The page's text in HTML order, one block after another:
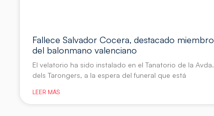
Fallece Salvador Cocera, destacado miembro
del balonmano valenciano
El velatorio ha sido instalado en el Tanatorio de la Avda.
dels Tarongers, a la espera del funeral que está
LEER MÁS